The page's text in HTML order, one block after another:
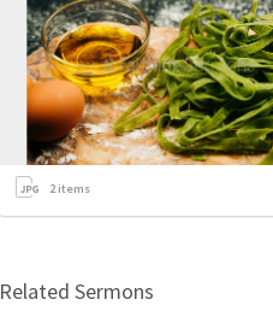
2items
Related Sermons